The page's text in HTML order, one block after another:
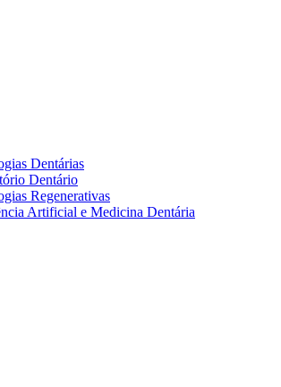
Dentárias
Dentário
Regenerativas
Artificial e Medicina Dentária